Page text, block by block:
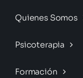
Quienes Somos
Psicoterapia
Formación